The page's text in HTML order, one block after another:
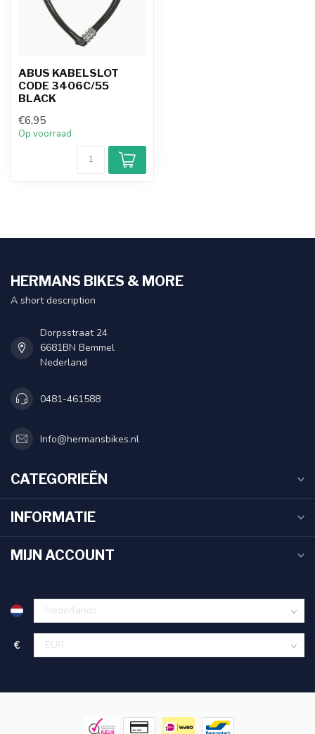
ABUS KABELSLOT
CODE 3406C/55
BLACK
€6,95
Op voorraad
HERMANS BIKES & MORE
A short description
Dorpsstraat 24
6681BN Bemmel
Nederland
0481-461588
Info@hermansbikes.nl
CATEGORIEËN
INFORMATIE
MIJN ACCOUNT
€